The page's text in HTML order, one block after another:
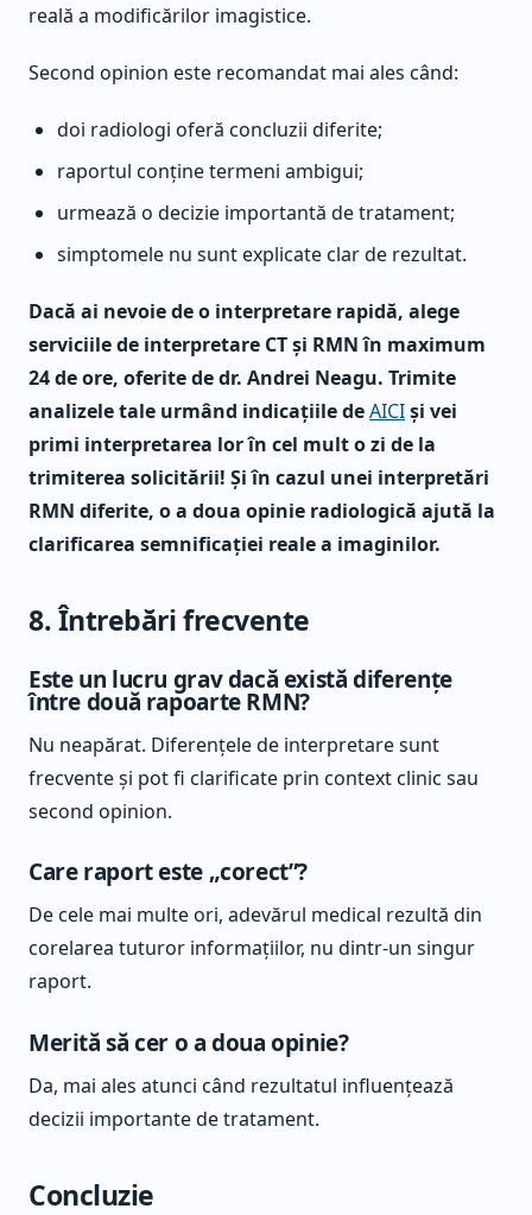
reală a modificărilor imagistice.
Second opinion este recomandat mai ales când:
doi radiologi oferă concluzii diferite;
raportul conține termeni ambigui;
urmează o decizie importantă de tratament;
simptomele nu sunt explicate clar de rezultat.
Dacă ai nevoie de o interpretare rapidă, alege
serviciile de interpretare CT și RMN în maximum
24 de ore, oferite de dr. Andrei Neagu. Trimite
analizele tale urmând indicațiile deAICIși vei
primi interpretarea lor în cel mult o zi de la
trimiterea solicitării! Și în cazul unei interpretări
RMN diferite, o a doua opinie radiologică ajută la
clarificarea semnificației reale a imaginilor.
8. Întrebări frecvente
Este un lucru grav dacă există diferențe
între două rapoarte RMN?
Nu neapărat. Diferențele de interpretare sunt
frecvente și pot fi clarificate prin context clinic sau
second opinion.
Care raport este „corect”?
De cele mai multe ori, adevărul medical rezultă din
corelarea tuturor informațiilor, nu dintr-un singur
raport.
Merită să cer o a doua opinie?
Da, mai ales atunci când rezultatul influențează
decizii importante de tratament.
Concluzie